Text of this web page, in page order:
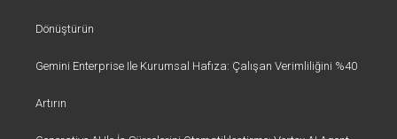
Dönüştürün
Gemini Enterprise Ile Kurumsal Hafıza: Çalışan Verimliliğini %40
Artırın